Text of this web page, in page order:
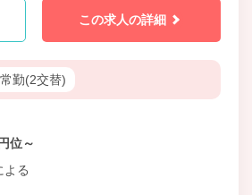
この求人の詳細
常勤(2交替)
位～
る